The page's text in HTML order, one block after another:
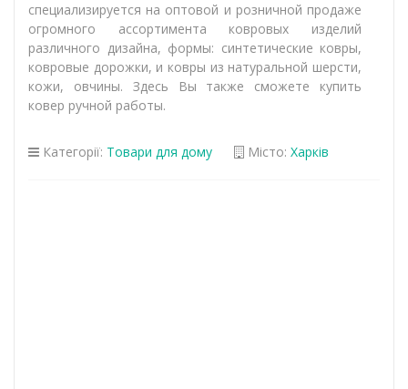
специализируется на оптовой и розничной продаже
огромного ассортимента ковровых изделий
различного дизайна, формы: синтетические ковры,
ковровые дорожки, и ковры из натуральной шерсти,
кожи, овчины. Здесь Вы также сможете купить
ковер ручной работы.
Категорії: Товари для дому Місто: Харків